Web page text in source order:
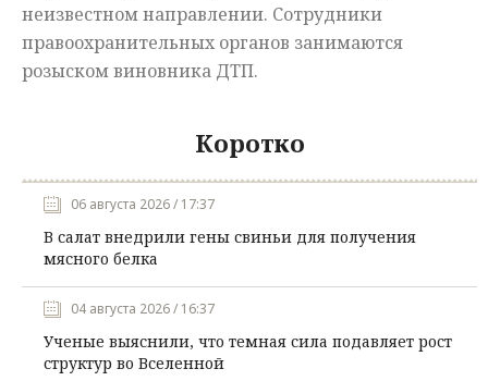
неизвестном направлении. Сотрудники
правоохранительных органов занимаются
розыском виновника ДТП.
Коротко
06 августа 2026 / 17:37
В салат внедрили гены свиньи для получения
мясного белка
04 августа 2026 / 16:37
Ученые выяснили, что темная сила подавляет рост
структур во Вселенной